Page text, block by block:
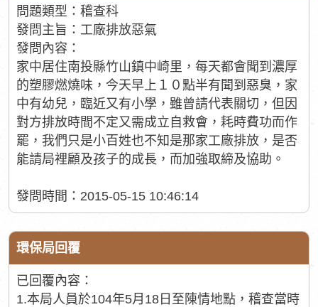
問題類型：稽查科
發問主旨：工廠排放惡氣
發問內容：
家中居住南投縣竹山鎮中崎里，每天都會聞到濃厚
的塑膠燃燒味，今天早上１０點半有聞到惡臭，家
中有幼兒，臨近又有小學，雖曾請代表關切，但因
對方排放時間不定又需成立自救會，耗時費功而作
罷，我們只是小百姓也不知是那家工廠排放，是否
能請局裡顧及孩子的成長，而加強取締及協助。
發問時間：2015-05-15 10:46:14
環保局回覆
已回覆內容：
1.本局人員於104年5月18日至陳情地點，稽查當時